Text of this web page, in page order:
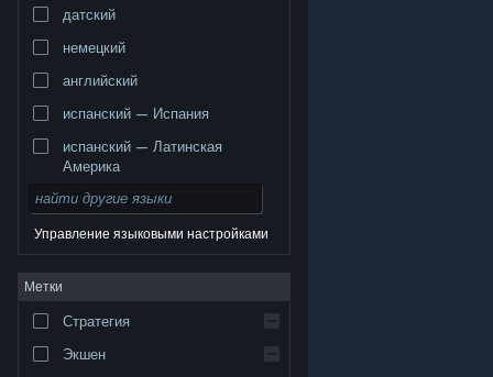
© Valve Corporation. Все права сохранены. Все
торговые марки являются собственностью
Правовая информация
Соглашение подписчика Steam
Файлы cookie
датский
немецкий
английский
испанский — Испания
испанский — Латинская
Америка
Управление языковыми настройками
Метки
Стратегия
Экшен